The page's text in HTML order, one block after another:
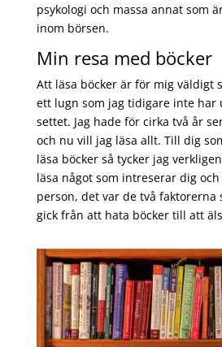
psykologi och massa annat som
inom börsen.
Min resa med böcker
Att läsa böcker är för mig väldigt
ett lugn som jag tidigare inte har
settet. Jag hade för cirka två år
och nu vill jag läsa allt. Till dig
läsa böcker så tycker jag
läsa något som intreserar dig
person, det var de två faktorerna
gick från att hata böcker till att